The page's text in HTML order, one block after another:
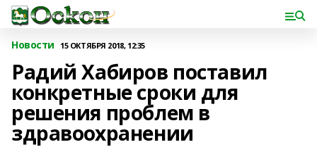
Новости 15 ОКТЯБРЯ 2018, 12:35
Радий Хабиров поставил
конкретные сроки для
решения проблем в
здравоохранении